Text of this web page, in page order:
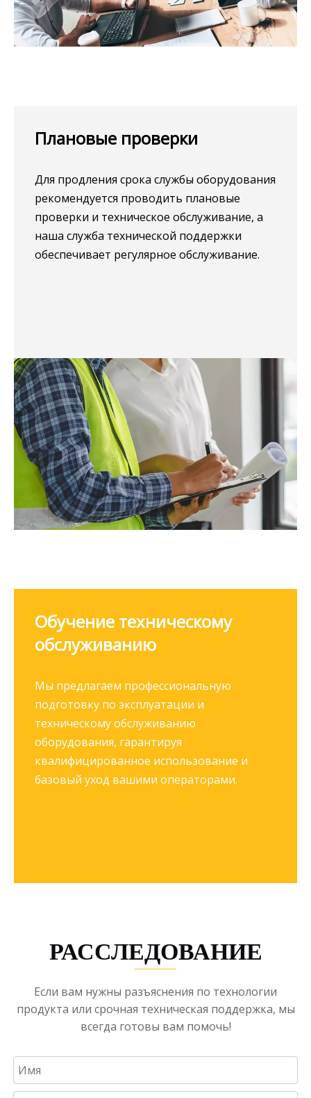
Плановые проверки​​​​​​​
Для продления срока службы оборудования
рекомендуется проводить плановые
проверки и техническое обслуживание, а
наша служба технической поддержки
обеспечивает регулярное обслуживание.​​​​​​​
Обучение техническому
обслуживанию​​​​​​
Мы предлагаем профессиональную
подготовку по эксплуатации и
техническому обслуживанию
оборудования, гарантируя
квалифицированное использование и
базовый уход вашими операторами.
РАССЛЕДОВАНИЕ
Если вам нужны разъяснения по технологии
продукта или срочная техническая поддержка, мы
всегда готовы вам помочь!